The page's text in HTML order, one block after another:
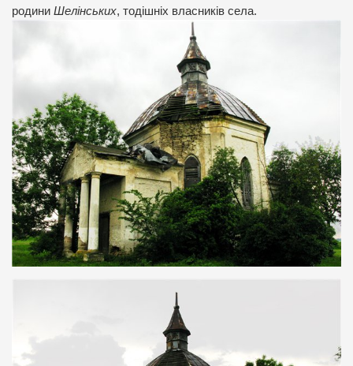
родини Шелінських, тодішніх власників села.